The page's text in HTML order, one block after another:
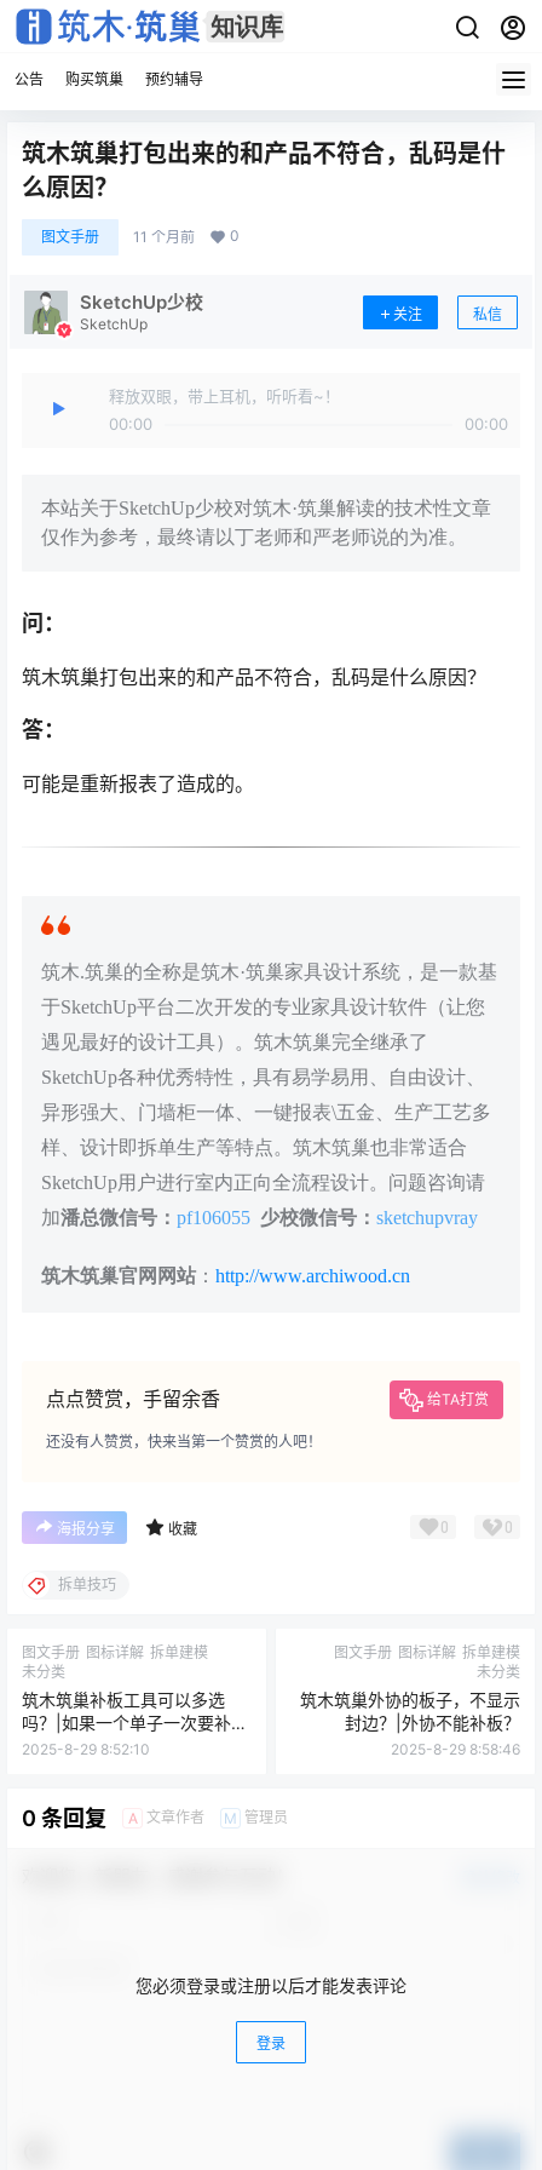
公告 购买筑巢 预约辅导
筑木筑巢打包出来的和产品不符合，乱码是什
么原因？
图文手册 11 个月前 0
SketchUp少校
SketchUp
关注 私信
释放双眼，带上耳机，听听看~！
00:00
00:00
本站关于SketchUp少校对筑木·筑巢解读的技术性文章
仅作为参考，最终请以丁老师和严老师说的为准。
问：
筑木筑巢打包出来的和产品不符合，乱码是什么原因？
答：
可能是重新报表了造成的。
筑木.筑巢的全称是筑木·筑巢家具设计系统，是一款基
于SketchUp平台二次开发的专业家具设计软件（让您
遇见最好的设计工具）。筑木筑巢完全继承了
SketchUp各种优秀特性，具有易学易用、自由设计、
异形强大、门墙柜一体、一键报表\五金、生产工艺多
样、设计即拆单生产等特点。筑木筑巢也非常适合
SketchUp用户进行室内正向全流程设计。问题咨询请
加潘总微信号： pf106055 少校微信号： sketchupvray
筑木筑巢官网网站 ： http://www.archiwood.cn
点点赞赏，手留余香 给TA打赏
还没有人赞赏，快来当第一个赞赏的人吧！
海报分享 收藏 0 0
拆单技巧
图文手册 图标详解 拆单建模
未分类
筑木筑巢补板工具可以多选
吗？|如果一个单子一次要补多
张板件补要怎么弄呢？
2025-8-29 8:52:10
图文手册 图标详解 拆单建模
未分类
筑木筑巢外协的板子，不显示
封边？|外协不能补板？
2025-8-29 8:58:46
0 条回复 A 文章作者 M 管理员
您必须登录或注册以后才能发表评论
登录